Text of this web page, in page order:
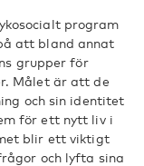
program
att bland annat
grupper för
Målet är att de
och sin identitet
för ett nytt liv i
blir ett viktigt
och lyfta sina